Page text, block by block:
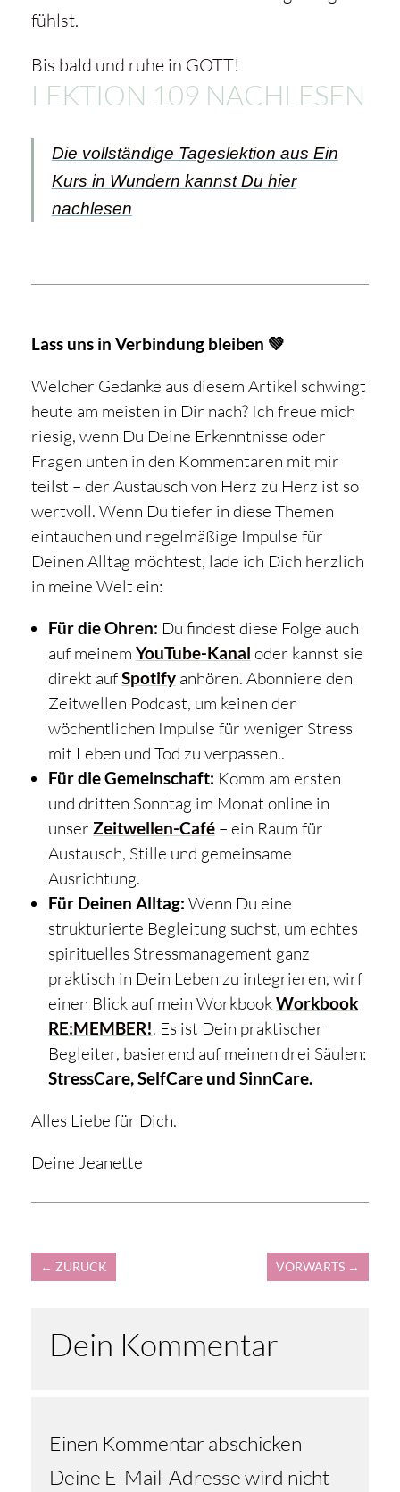
fühlst.
Bis bald und ruhe in GOTT!
LEKTION 109 NACHLESEN
Die vollständige Tageslektion aus Ein
Kurs in Wundern kannst Du hier
nachlesen
Lass uns in Verbindung bleiben 💚
Welcher Gedanke aus diesem Artikel schwingt
heute am meisten in Dir nach? Ich freue mich
riesig, wenn Du Deine Erkenntnisse oder
Fragen unten in den Kommentaren mit mir
teilst – der Austausch von Herz zu Herz ist so
wertvoll. Wenn Du tiefer in diese Themen
eintauchen und regelmäßige Impulse für
Deinen Alltag möchtest, lade ich Dich herzlich
in meine Welt ein:
Für die Ohren: Du findest diese Folge auch
auf meinem YouTube-Kanal oder kannst sie
direkt aufSpotifyanhören. Abonniere den
Zeitwellen Podcast, um keinen der
wöchentlichen Impulse für weniger Stress
mit Leben und Tod zu verpassen..
Für die Gemeinschaft: Komm am ersten
und dritten Sonntag im Monat online in
unser Zeitwellen-Café– ein Raum für
Austausch, Stille und gemeinsame
Ausrichtung.
Für Deinen Alltag: Wenn Du eine
strukturierte Begleitung suchst, um echtes
spirituelles Stressmanagement ganz
praktisch in Dein Leben zu integrieren, wirf
einen Blick auf mein WorkbookWorkbook
RE:MEMBER!. Es ist Dein praktischer
Begleiter, basierend auf meinen drei Säulen:
StressCare, SelfCare und SinnCare.
Alles Liebe für Dich.
Deine Jeanette
← ZURÜCK VORWÄRTS →
Dein Kommentar
Einen Kommentar abschicken
Deine E-Mail-Adresse wird nicht